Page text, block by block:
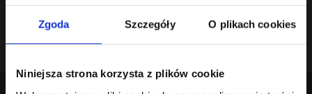
Zgoda Szczegóły O plikach cookies
Niniejsza strona korzysta z plików cookie